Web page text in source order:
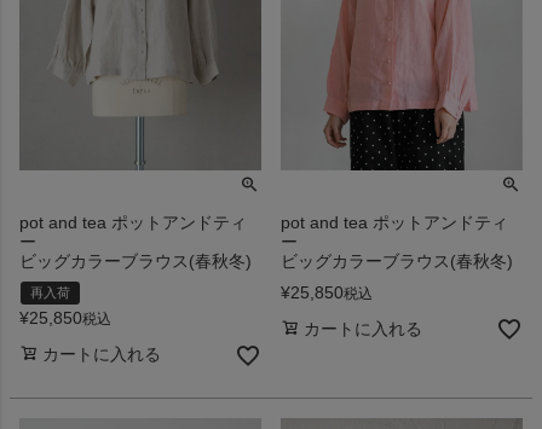
pot and tea ポットアンドティ
ー
ビッグカラーブラウス(春秋冬)
再入荷
¥25,850税込
カートに入れる
pot and tea ポットアンドティ
ー
ビッグカラーブラウス(春秋冬)
¥25,850税込
カートに入れる